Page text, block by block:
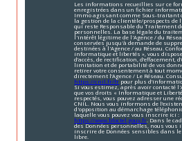
Les informations recueillies sur ce
enregistrées dans un fichier
Immo agissant comme Sous-traitant
la gestion de la clientèle/prospects de
qui reste Responsable du Traitement
personnelles. La base légale du
l'intérêt légitime de l'Agence / du
conservées jusqu'à demande de
destinées à l'Agence / au Réseau.
informatique et libertés », vous
d’accès, de rectification, d’effacement,
limitation et de portabilité de vos
retirer votre consentement à tout
directement l’Agence / Le Réseau.
https://cnil.fr/fr pour plus
Si vous estimez, après avoir contacté
que vos droits « Informatique et
respectés, vous pouvez adresser une
CNIL. Nous vous informons de
d'opposition au démarchage
laquelle vous pouvez vous inscrire ici :
https://www.bloctel.gouv.fr. Dans le
des Données personnelles, nous vous
inscrire de Données sensibles dans
libre.